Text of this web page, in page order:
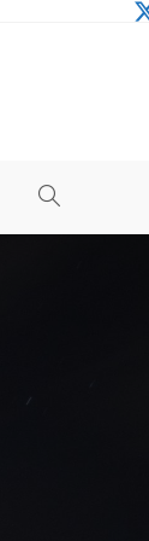
TOGGLE